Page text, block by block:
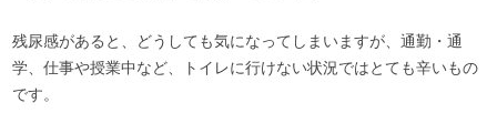
残尿感があると、どうしても気になってしまいますが、通勤・通
学、仕事や授業中など、トイレに行けない状況ではとても辛いもの
です。